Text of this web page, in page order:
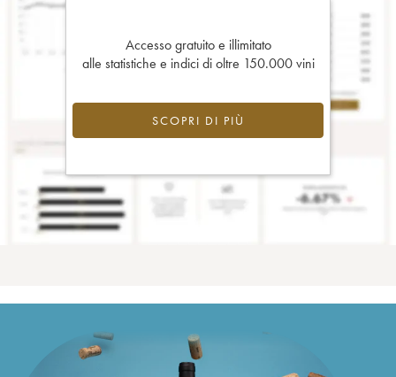
Accesso gratuito e illimitato
alle statistiche e indici di oltre 150.000 vini
SCOPRI DI PIÙ